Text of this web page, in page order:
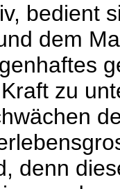
bedient
dem
zu
denn